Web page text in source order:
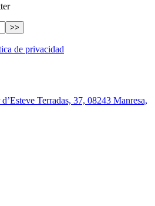
de privacidad
Terradas, 37, 08243 Manresa,